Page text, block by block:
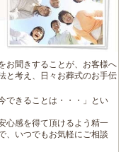
お聞きすることが、お客様へ
と考え、日々お葬式のお手伝
できることは・・・」とい
心感を得て頂けるよう精一
、いつでもお気軽にご相談